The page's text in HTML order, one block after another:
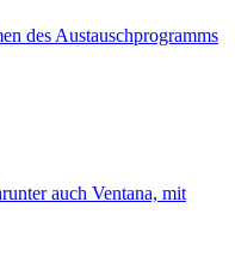
des Austauschprogramms
auch Ventana, mit